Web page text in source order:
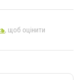
, щоб оцінити